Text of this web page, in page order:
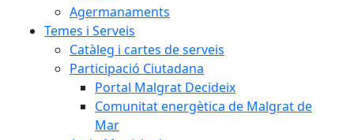
Agermanaments
Temes i Serveis
Catàleg i cartes de serveis
Participació Ciutadana
Portal Malgrat Decideix
Comunitat energètica de Malgrat de
Mar